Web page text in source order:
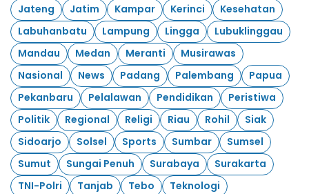
Jateng Jatim Kampar Kerinci
Kesehatan
Labuhanbatu
Lampung Lingga
Lubuklinggau
Mandau
Medan Meranti
Musirawas
Nasional
News Padang Palembang
Papua
Pekanbaru
Pelalawan Pendidikan
Peristiwa
Politik
Regional Religi Riau Rohil
Siak
Sidoarjo
Solsel Sports Sumbar
Sumsel
Sumut
Sungai Penuh Surabaya
Surakarta
TNI-Polri
Tanjab Tebo
Teknologi